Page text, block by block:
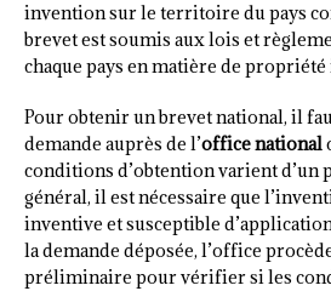
invention sur le territoire du pays
brevet est soumis aux lois et
chaque pays en matière de
Pour obtenir un brevet national, il
demande auprès de l’office national
conditions d’obtention varient d’un
général, il est nécessaire que
inventive et susceptible
la demande déposée, l’office
préliminaire pour vérifier si les